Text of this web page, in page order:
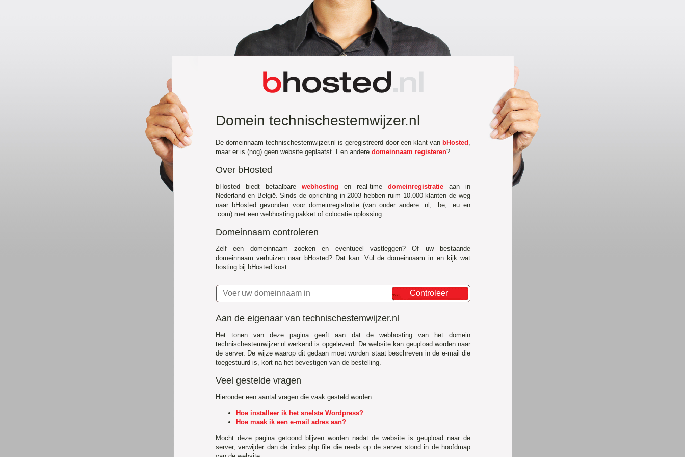
Domein technischestemwijzer.nl
De domeinnaam technischestemwijzer.nl is geregistreerd door een klant van bHosted
maar er is (nog) geen website geplaatst. Een andere domeinnaam registeren?
Over bHosted
bHosted biedt betaalbare webhosting en real-time domeinregistratie aan in
Nederland en België. Sinds de oprichting in 2003 hebben ruim 10.000 klanten de weg
naar bHosted gevonden voor domeinregistratie (van onder andere .nl, .be, .eu en
.com) met een webhosting pakket of colocatie oplossing.
Domeinnaam controleren
Zelf een domeinnaam zoeken en eventueel vastleggen? Of uw bestaande
domeinnaam verhuizen naar bHosted? Dat kan. Vul de domeinnaam in en kijk wat
hosting bij bHosted kost.
Controleer
Aan de eigenaar van technischestemwijzer.nl
Het tonen van deze pagina geeft aan dat de webhosting van het domein
technischestemwijzer.nl werkend is opgeleverd. De website kan geupload worden naar
de server. De wijze waarop dit gedaan moet worden staat beschreven in de e-mail die
toegestuurd is, kort na het bevestigen van de bestelling.
Veel gestelde vragen
Hieronder een aantal vragen die vaak gesteld worden:
Hoe installeer ik het snelste Wordpress?
Hoe maak ik een e-mail adres aan?
Mocht deze pagina getoond blijven worden nadat de website is geupload naar de
server, verwijder dan de index.php file die reeds op de server stond in de hoofdmap